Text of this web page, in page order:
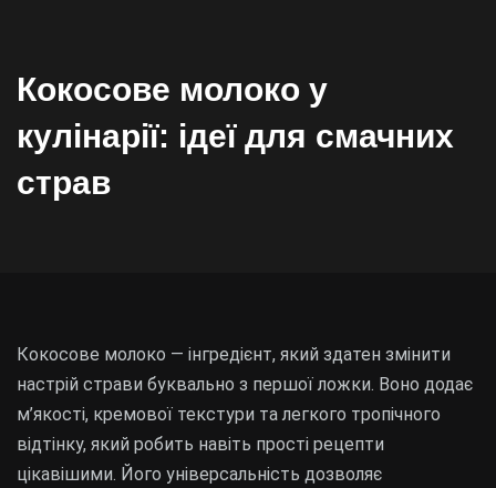
Кокосове молоко у
кулінарії: ідеї для смачних
страв
Кокосове молоко — інгредієнт, який здатен змінити
настрій страви буквально з першої ложки. Воно додає
м’якості, кремової текстури та легкого тропічного
відтінку, який робить навіть прості рецепти
цікавішими. Його універсальність дозволяє